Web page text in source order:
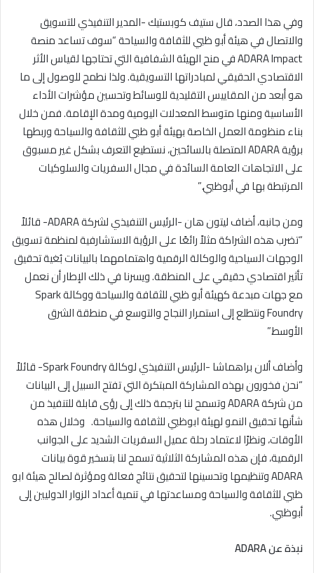
وفي هذا الصدد، قال ستيف كوبستيك -المدير التنفيذي للتسويق
والاتصال في هيئة أبو ظبي للثقافة والسياحة “سوف تساعد منصة
ADARA Impact في منح الهيئة الشفافية التي تحتاجها لقياس الأثر
الاقتصادي الحقيقي لمبادراتها التسويقية. ولذا نطمح للوصول إلى ما
هو أبعد من المقاييس التقليدية للوسائط وتحسين مؤشرات الأداء
الأساسية ومنها متوسط المعدلات اليومية ومدة الإقامة. فمن خلال
بناء منظومة العمل الخاصة بهيئة أبو ظبي للثقافة والسياحة وربطها
برؤية ADARA المتصلة بالسائحين، نستطيع التعرف بشكل غير مسبوق
على الاتجاهات العامة السائدة في مجال السفريات والسلوكيات
المرتبطة بها في أبوظبي.”
ومن جانبه، أضاف ليتون هان -الرئيس التنفيذي لشركة ADARA- قائلاً
“تضرب هذه الشراكة مثلاً رائعًا على الرؤية الاستشارفية لمنظمة تسويق
الوجهات السياحية والوكالة الرقمية واهتمامهما بالبيانات بُغية تحقيق
تأثير اقتصادي حقيقي على المنطقة. ويسرنا في ذلك الإطار أن نعمل
مع جهات مبدعة كهيئة أبو ظبي للثقافة والسياحة ووكالة Spark
Foundry ونتطلع إلى استمرار النجاح والتوسع في منطقة الشرق
الأوسط.”
وأضاف ألان براهماشا -الرئيس التنفيذي لوكالة Spark Foundry- قائلاً
“نحن فخورون بهذه المشاركة المبتكرة التي تفتح السبيل إلى البيانات
من شركة ADARA وتسمح لنا بترجمة ذلك إلى رؤى قابلة للتنفيذ من
شأنها تحقيق النمو لهيئة ابوظبي للثقافة والسياحة. وخلال هذه
الأوقات، ونظرًا لاعتماد رحلة عميل السفريات الشديد على الجوانب
الرقمية، فإن هذه المشاركة الثلاثية تسمح لنا بتسخير قوة بيانات
ADARA وتنظيمها وتحسينها لتحقيق نتائج فعالة ومؤثرة لصالح هيئة ابو
ظبي للثقافة والسياحة ومساعدتها في تنمية أعداد الزوار الدوليين إلى
أبوظبي.
نبذة عن